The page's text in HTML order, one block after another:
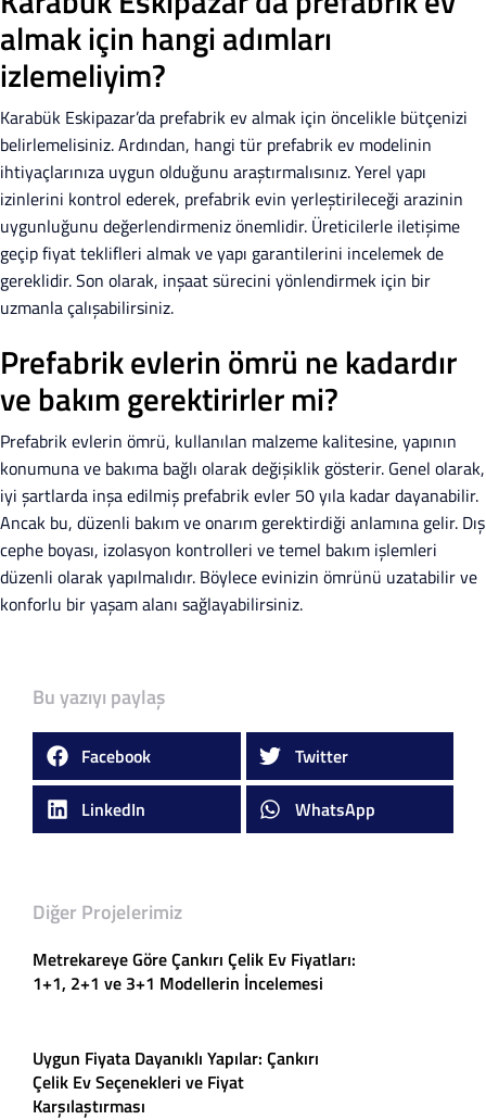
almak için hangi adımları
izlemeliyim?
Karabük Eskipazar’da prefabrik ev almak için öncelikle bütçenizi
belirlemelisiniz. Ardından, hangi tür prefabrik ev modelinin
ihtiyaçlarınıza uygun olduğunu araştırmalısınız. Yerel yapı
izinlerini kontrol ederek, prefabrik evin yerleştirileceği arazinin
uygunluğunu değerlendirmeniz önemlidir. Üreticilerle iletişime
geçip fiyat teklifleri almak ve yapı garantilerini incelemek de
gereklidir. Son olarak, inşaat sürecini yönlendirmek için bir
uzmanla çalışabilirsiniz.
Prefabrik evlerin ömrü ne kadardır
ve bakım gerektirirler mi?
Prefabrik evlerin ömrü, kullanılan malzeme kalitesine, yapının
konumuna ve bakıma bağlı olarak değişiklik gösterir. Genel olarak,
iyi şartlarda inşa edilmiş prefabrik evler 50 yıla kadar dayanabilir.
Ancak bu, düzenli bakım ve onarım gerektirdiği anlamına gelir. Dış
cephe boyası, izolasyon kontrolleri ve temel bakım işlemleri
düzenli olarak yapılmalıdır. Böylece evinizin ömrünü uzatabilir ve
konforlu bir yaşam alanı sağlayabilirsiniz.
Bu yazıyı paylaş
Facebook Twitter
LinkedIn WhatsApp
Diğer Projelerimiz
Metrekareye Göre Çankırı Çelik Ev Fiyatları:
1+1, 2+1 ve 3+1 Modellerin İncelemesi
Uygun Fiyata Dayanıklı Yapılar: Çankırı
Çelik Ev Seçenekleri ve Fiyat
Karşılaştırması